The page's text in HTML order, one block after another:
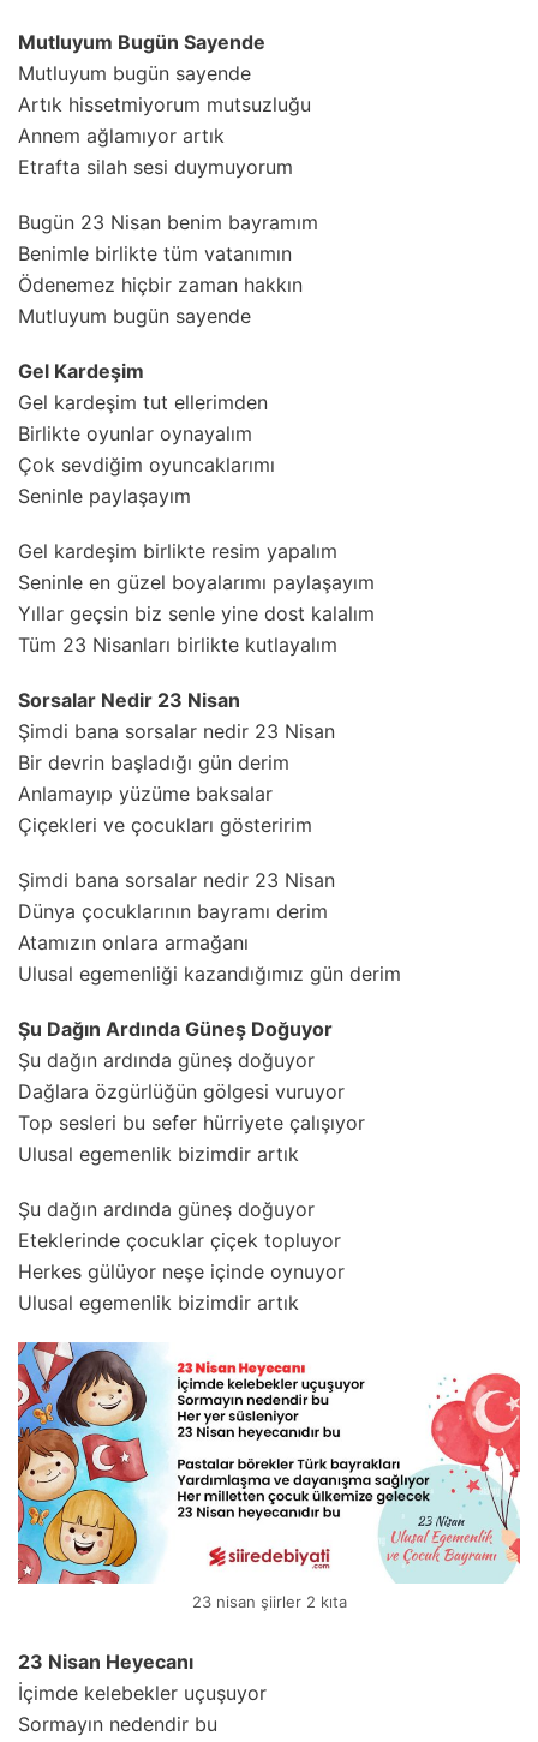
Mutluyum Bugün Sayende
Mutluyum bugün sayende
Artık hissetmiyorum mutsuzluğu
Annem ağlamıyor artık
Etrafta silah sesi duymuyorum
Bugün 23 Nisan benim bayramım
Benimle birlikte tüm vatanımın
Ödenemez hiçbir zaman hakkın
Mutluyum bugün sayende
Gel Kardeşim
Gel kardeşim tut ellerimden
Birlikte oyunlar oynayalım
Çok sevdiğim oyuncaklarımı
Seninle paylaşayım
Gel kardeşim birlikte resim yapalım
Seninle en güzel boyalarımı paylaşayım
Yıllar geçsin biz senle yine dost kalalım
Tüm 23 Nisanları birlikte kutlayalım
Sorsalar Nedir 23 Nisan
Şimdi bana sorsalar nedir 23 Nisan
Bir devrin başladığı gün derim
Anlamayıp yüzüme baksalar
Çiçekleri ve çocukları gösteririm
Şimdi bana sorsalar nedir 23 Nisan
Dünya çocuklarının bayramı derim
Atamızın onlara armağanı
Ulusal egemenliği kazandığımız gün derim
Şu Dağın Ardında Güneş Doğuyor
Şu dağın ardında güneş doğuyor
Dağlara özgürlüğün gölgesi vuruyor
Top sesleri bu sefer hürriyete çalışıyor
Ulusal egemenlik bizimdir artık
Şu dağın ardında güneş doğuyor
Eteklerinde çocuklar çiçek topluyor
Herkes gülüyor neşe içinde oynuyor
Ulusal egemenlik bizimdir artık
23 nisan şiirler 2 kıta
23 Nisan Heyecanı
İçimde kelebekler uçuşuyor
Sormayın nedendir bu